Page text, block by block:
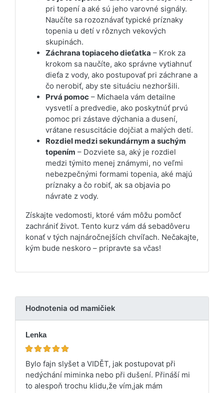
pri topení a aké sú jeho varovné signály.
Naučíte sa rozoznávať typické príznaky
topenia u detí v rôznych vekových
skupinách.
Záchrana topiaceho dieťatka – Krok za
krokom sa naučíte, ako správne vytiahnuť
dieťa z vody, ako postupovať pri záchrane a
čo nerobiť, aby ste situáciu nezhoršili.
Prvá pomoc – Michaela vám detailne
vysvetlí a predvedie, ako poskytnúť prvú
pomoc pri zástave dýchania a dusení,
vrátane resuscitácie dojčiat a malých detí.
Rozdiel medzi sekundárnym a suchým
topením – Dozviete sa, aký je rozdiel
medzi týmito menej známymi, no veľmi
nebezpečnými formami topenia, aké majú
príznaky a čo robiť, ak sa objavia po
návrate z vody.
Získajte vedomosti, ktoré vám môžu pomôcť
zachrániť život. Tento kurz vám dá sebadôveru
konať v tých najnáročnejších chvíľach. Nečakajte,
kým bude neskoro – pripravte sa včas!
Hodnotenia od mamičiek
Lenka
Bylo fajn slyšet a VIDĚT, jak postupovat při
nedýchání miminka nebo při dušení. Přináší mi
to alespoň trochu klidu,že vím,jak mám